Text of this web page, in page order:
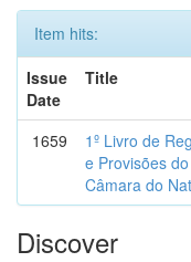
Item hits:
Issue
Date
Title
1659
1º Livro de
e Provisões
Câmara do
Discover